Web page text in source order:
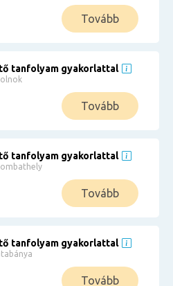
Tovább
tanfolyam gyakorlattal
Tovább
tanfolyam gyakorlattal
Tovább
tanfolyam gyakorlattal
Tovább